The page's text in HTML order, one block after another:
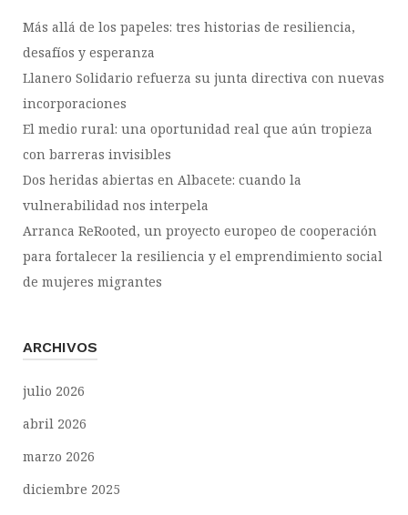
Más allá de los papeles: tres historias de resiliencia,
desafíos y esperanza
Llanero Solidario refuerza su junta directiva con nuevas
incorporaciones
El medio rural: una oportunidad real que aún tropieza
con barreras invisibles
Dos heridas abiertas en Albacete: cuando la
vulnerabilidad nos interpela
Arranca ReRooted, un proyecto europeo de cooperación
para fortalecer la resiliencia y el emprendimiento social
de mujeres migrantes
ARCHIVOS
julio 2026
abril 2026
marzo 2026
diciembre 2025